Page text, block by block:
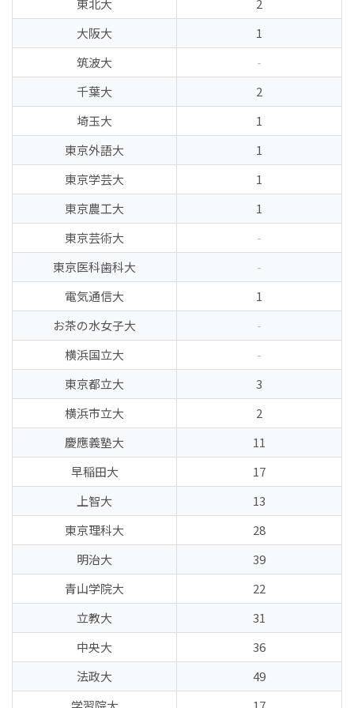
大阪大
1
筑波大
-
千葉大
2
埼玉大
1
東京外語大
1
東京学芸大
1
東京農工大
1
東京芸術大
-
東京医科歯科大
-
電気通信大
1
お茶の水女子大
-
横浜国立大
-
東京都立大
3
横浜市立大
2
慶應義塾大
11
早稲田大
17
上智大
13
東京理科大
28
明治大
39
青山学院大
22
立教大
31
中央大
36
法政大
49